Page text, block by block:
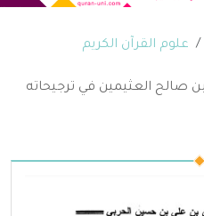
علوم القرآن الكريم
صالح العثيمين في ترجيحاته